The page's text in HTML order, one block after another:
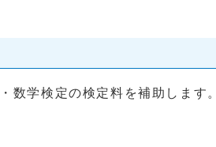
学検定の検定料を補助します。